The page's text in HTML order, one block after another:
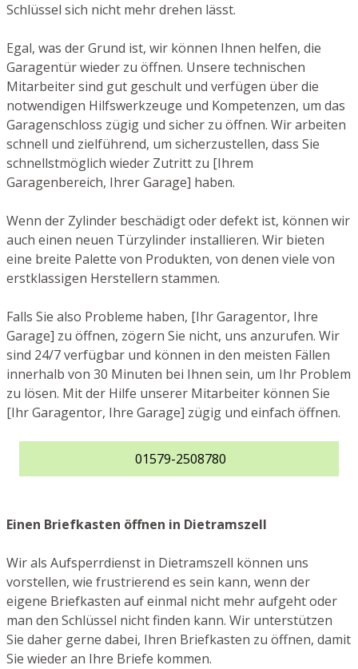
Schlüssel sich nicht mehr drehen lässt.
Egal, was der Grund ist, wir können Ihnen helfen, die
Garagentür wieder zu öffnen. Unsere technischen
Mitarbeiter sind gut geschult und verfügen über die
notwendigen Hilfswerkzeuge und Kompetenzen, um das
Garagenschloss zügig und sicher zu öffnen. Wir arbeiten
schnell und zielführend, um sicherzustellen, dass Sie
schnellstmöglich wieder Zutritt zu [Ihrem
Garagenbereich, Ihrer Garage] haben.
Wenn der Zylinder beschädigt oder defekt ist, können wir
auch einen neuen Türzylinder installieren. Wir bieten
eine breite Palette von Produkten, von denen viele von
erstklassigen Herstellern stammen.
Falls Sie also Probleme haben, [Ihr Garagentor, Ihre
Garage] zu öffnen, zögern Sie nicht, uns anzurufen. Wir
sind 24/7 verfügbar und können in den meisten Fällen
innerhalb von 30 Minuten bei Ihnen sein, um Ihr Problem
zu lösen. Mit der Hilfe unserer Mitarbeiter können Sie
[Ihr Garagentor, Ihre Garage] zügig und einfach öffnen.
01579-2508780
Einen Briefkasten öffnen in Dietramszell
Wir als Aufsperrdienst in Dietramszell können uns
vorstellen, wie frustrierend es sein kann, wenn der
eigene Briefkasten auf einmal nicht mehr aufgeht oder
man den Schlüssel nicht finden kann. Wir unterstützen
Sie daher gerne dabei, Ihren Briefkasten zu öffnen, damit
Sie wieder an Ihre Briefe kommen.